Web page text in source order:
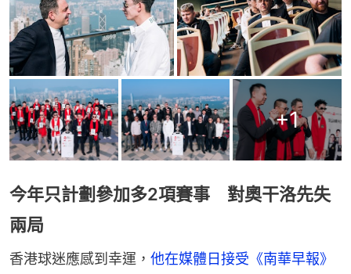
+1
今年只計劃參加多2項賽事 對奧干洛先失
兩局
香港球迷應感到幸運， 他在媒體日接受《南華早報》